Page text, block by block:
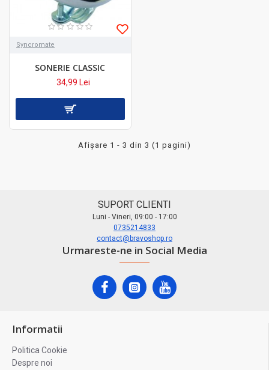
Syncromate
SONERIE CLASSIC
34,99 Lei
Afişare 1 - 3 din 3 (1 pagini)
SUPORT CLIENTI
Luni - Vineri, 09:00 - 17:00
0735214833
contact@bravoshop.ro
Urmareste-ne in Social Media
Informatii
Politica Cookie
Despre noi